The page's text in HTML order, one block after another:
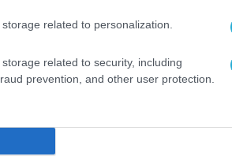
related to personalization.
related to security, including
prevention, and other user protection.
Παιδείας, Θρησκευμάτων &
Μακεδονίας, ενώ
των μεγάλων χορηγών